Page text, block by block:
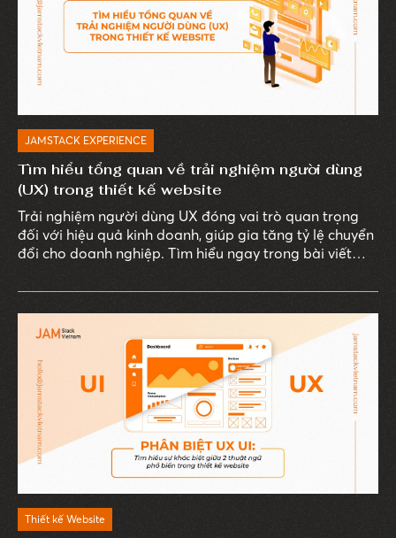
JAMSTACK EXPERIENCE
Tìm hiểu tổng quan về trải nghiệm người dùng
(UX) trong thiết kế website
Trải nghiệm người dùng UX đóng vai trò quan trọng
đối với hiệu quả kinh doanh, giúp gia tăng tỷ lệ chuyển
đổi cho doanh nghiệp. Tìm hiểu ngay trong bài viết
Thiết kế Website